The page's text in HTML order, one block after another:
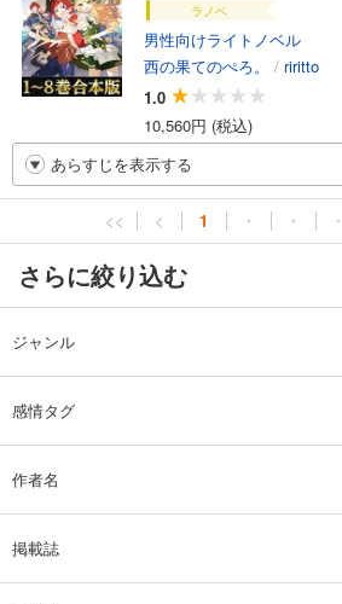
ラノベ
男性向けライトノベル
西の果てのぺろ。
/ riritto
1.0
10,560円 (税込)
あらすじを表示する
<< < 1 ・ ・ ・
さらに絞り込む
ジャンル
感情タグ
作者名
掲載誌